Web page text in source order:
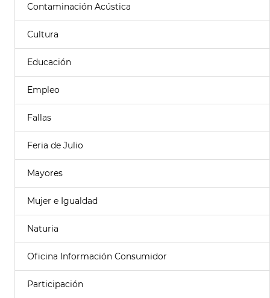
Contaminación Acústica
Cultura
Educación
Empleo
Fallas
Feria de Julio
Mayores
Mujer e Igualdad
Naturia
Oficina Información Consumidor
Participación